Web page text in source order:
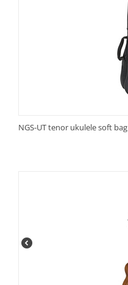
NGS-UT tenor ukulele soft bag